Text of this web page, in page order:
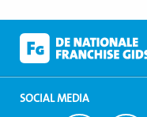
SOCIAL MEDIA